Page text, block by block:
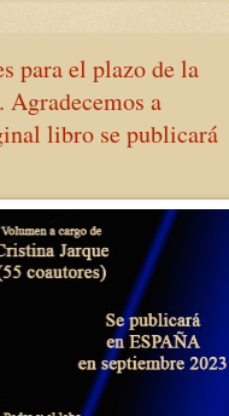
para el plazo de la
a
libro se publicará